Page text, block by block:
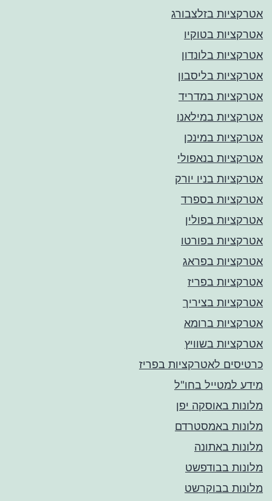
אטרקציות בזלצבורג
אטרקציות בטוקיו
אטרקציות בלונדון
אטרקציות בליסבון
אטרקציות במדריד
אטרקציות במילאנו
אטרקציות במינכן
אטרקציות בנאפולי
אטרקציות בניו יורק
אטרקציות בספרד
אטרקציות בפולין
אטרקציות בפורטו
אטרקציות בפראג
אטרקציות בפריז
אטרקציות בציריך
אטרקציות ברומא
אטרקציות בשוויץ
כרטיסים לאטרקציות בפריז
מידע למטייל בחו"ל
מלונות באוסקה יפן
מלונות באמסטרדם
מלונות באתונה
מלונות בבודפשט
מלונות בבוקרשט